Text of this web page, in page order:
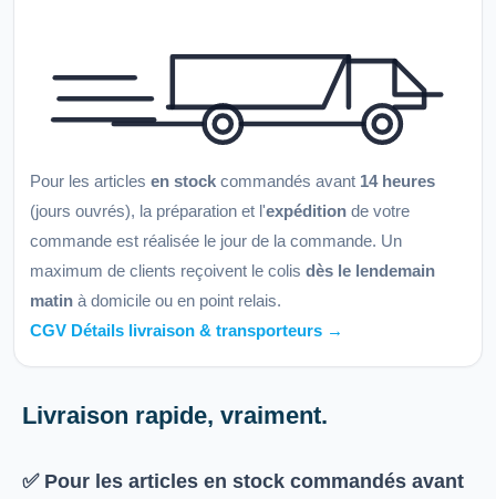
Pour les articles en stock commandés avant 14 heures
(jours ouvrés), la préparation et l'expédition de votre
commande est réalisée le jour de la commande. Un
maximum de clients reçoivent le colis dès le lendemain
matin à domicile ou en point relais.
CGV Détails livraison & transporteurs →
Livraison rapide, vraiment.
✅ Pour les articles en stock commandés avant